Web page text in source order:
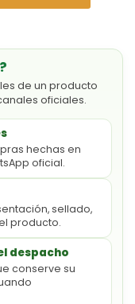
de un producto
oficiales.
hechas en
oficial.
sellado,
producto.
despacho
conserve su